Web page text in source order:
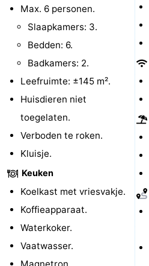
Schoorlse
Duinen
Bergen
aan
Bergen
Alkmaar
Noordhollands
duinreservaat
-
Wijk
aan
Zee
Natuur
Zuid-
Kennermerland
-
Amsterdam
-
Haarlem
-
Zandvoort
Zuid-
Holland
-
Max. 6 personen.
Slaapkamers: 3.
Bedden: 6.
Badkamers: 2.
Leefruimte: ±145 m².
Huisdieren niet
toegelaten.
Verboden te roken.
Kluisje.
Keuken
Koelkast met vriesvakje.
Koffieapparaat.
Waterkoker.
Vaatwasser.